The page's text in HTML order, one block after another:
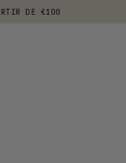
DE €100